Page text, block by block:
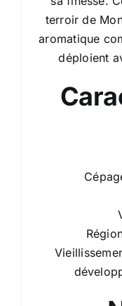
terroir de
aromatique
déploient